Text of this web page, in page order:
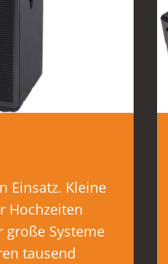
Einsatz. Kleine
Hochzeiten
große Systeme
tausend